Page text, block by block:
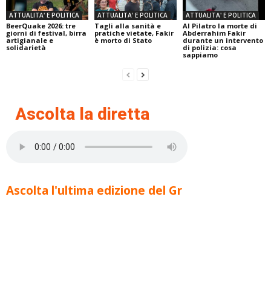
ATTUALITA' E POLITICA
BeerQuake 2026: tre
giorni di festival, birra
artigianale e
solidarietà
ATTUALITA' E POLITICA
Tagli alla sanità e
pratiche vietate, Fakir
è morto di Stato
ATTUALITA' E POLITICA
Al Pilatro la morte di
Abderrahim Fakir
durante un intervento
di polizia: cosa
sappiamo
Ascolta la diretta
Ascolta l'ultima edizione del Gr